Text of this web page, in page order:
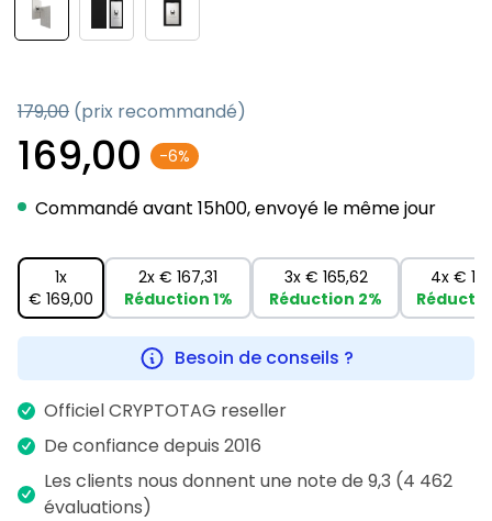
179,00 (prix recommandé)
169,00 -6%
Commandé avant 15h00, envoyé le même jour
1x
€ 169,00
2x € 167,31
Réduction 1%
3x € 165,62
Réduction 2%
4x €
Besoin de conseils ?
Officiel CRYPTOTAG reseller
De confiance depuis 2016
Les clients nous donnent une note de 9,3 (4 462
évaluations)